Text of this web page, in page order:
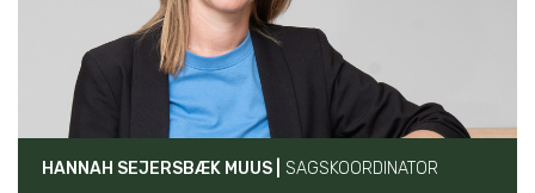
HANNAH SEJERSBÆK MUUS | SAGSKOORDINATOR